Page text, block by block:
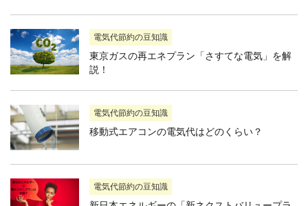
電気代節約の豆知識
東京ガスの再エネプラン「さすてな電気」を解
説！
電気代節約の豆知識
移動式エアコンの電気代はどのくらい？
電気代節約の豆知識